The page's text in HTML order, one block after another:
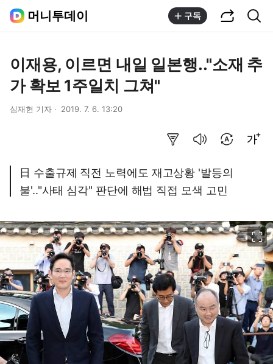
머니투데이 구독
이재용, 이르면 내일 일본행.."소재 추
가 확보 1주일치 그쳐"
심재현 기자 2019. 7. 6. 13:20
日 수출규제 직전 노력에도 재고상황 '발등의
불'.."사태 심각" 판단에 해법 직접 모색 고민